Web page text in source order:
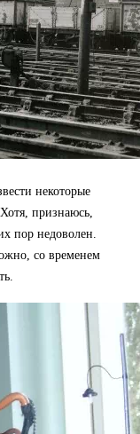
некоторые
признаюсь,
пор недоволен.
со временем